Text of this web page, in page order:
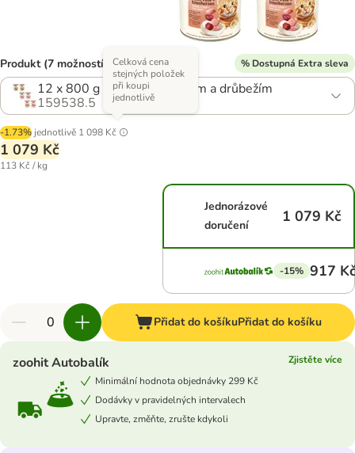
Produkt (7 možností) % Dostupná Extra sleva
12 x 800 g 3 druhy s hovězím a drůbežím
159538.5
-1.73% jednotlivě 1 098 Kč
Celková cena
stejných položek
při koupi
jednotlivě
1 079 Kč
113 Kč / kg
Jednorázové
doručení
1 079 Kč
-15% 917
Přidat do košíkuPřidat do košíku
zoohit Autobalík
Zjistěte více
Minimální hodnota objednávky 299 Kč
Dodávky v pravidelných intervalech
Upravte, změňte, zrušte kdykoli